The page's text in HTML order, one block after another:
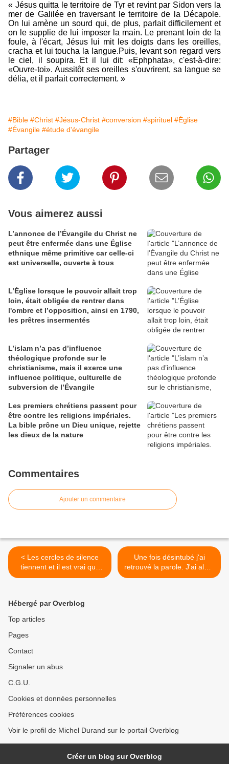
« Jésus quitta le territoire de Tyr et revint par Sidon vers la
mer de Galilée en traversant le territoire de la Décapole.
On lui amène un sourd qui, de plus, parlait difficilement et
on le supplie de lui imposer la main. Le prenant loin de la
foule, à l'écart, Jésus lui mit les doigts dans les oreilles,
cracha et lui toucha la langue.Puis, levant son regard vers
le ciel, il soupira. Et il lui dit: «Ephphata», c'est-à-dire:
«Ouvre-toi». Aussitôt ses oreilles s'ouvrirent, sa langue se
délia, et il parlait correctement. »
#Bible #Christ #Jésus-Christ #conversion #spirituel #Église
#Évangile #étude d'évangile
Partager
Vous aimerez aussi
L’annonce de l’Évangile du Christ ne
peut être enfermée dans une Église
ethnique même primitive car celle-ci
est universelle, ouverte à tous
L’Église lorsque le pouvoir allait trop
loin, était obligée de rentrer dans
l'ombre et l’opposition, ainsi en 1790,
les prêtres insermentés
L’islam n’a pas d’influence
théologique profonde sur le
christianisme, mais il exerce une
influence politique, culturelle de
subversion de l’Évangile
Les premiers chrétiens passent pour
être contre les religions impériales.
La bible prône un Dieu unique, rejette
les dieux de la nature
Commentaires
Ajouter un commentaire
< Les cercles de silence
tiennent et il est vrai que
« cela bouge » jusque dans
mais ouvertement
Une fois désintubé j'ai
retrouvé la parole. J'ai alors
été surpris du nombre de
Hébergé par Overblog
Top articles
Pages
Contact
Signaler un abus
C.G.U.
Cookies et données personnelles
Préférences cookies
Voir le profil de Michel Durand sur le portail Overblog
Créer un blog sur Overblog